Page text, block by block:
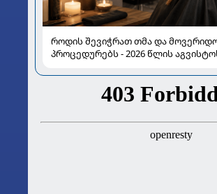
როდის შევიჭრათ თმა და
პროცედურებს - 2026 წლის